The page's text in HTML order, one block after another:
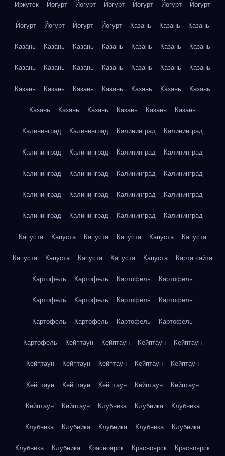
Иркутск Йогурт Йогурт Йогурт Йогурт Йогурт Йогурт
Йогурт Йогурт Йогурт Йогурт Казань Казань Казань
Казань Казань Казань Казань Казань Казань Казань
Казань Казань Казань Казань Казань Казань Казань
Казань Казань Казань Казань Казань Казань Казань
Казань Казань Казань Казань Казань Казань
Калининград Калининград Калининград Калининград
Калининград Калининград Калининград Калининград
Калининград Калининград Калининград Калининград
Калининград Калининград Калининград Калининград
Калининград Калининград Калининград Калининград
Капуста Капуста Капуста Капуста Капуста Капуста
Капуста Капуста Капуста Капуста Капуста Карта сайта
Картофель Картофель Картофель Картофель
Картофель Картофель Картофель Картофель
Картофель Картофель Картофель Картофель
Картофель Кейптаун Кейптаун Кейптаун Кейптаун
Кейптаун Кейптаун Кейптаун Кейптаун Кейптаун
Кейптаун Кейптаун Кейптаун Кейптаун Кейптаун
Кейптаун Кейптаун Клубника Клубника Клубника
Клубника Клубника Клубника Клубника Клубника
Клубника Клубника Красноярск Красноярск Красноярск